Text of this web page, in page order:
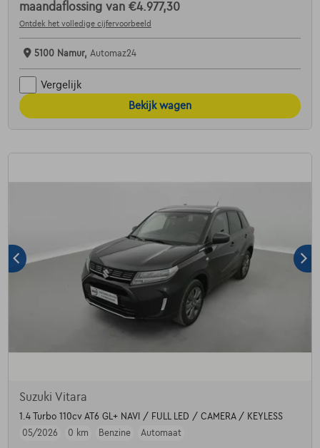
maandaflossing van €4.977,30
Ontdek het volledige cijfervoorbeeld
5100 Namur, Automaz24
Vergelijk
Bekijk wagen
Suzuki Vitara
1.4 Turbo 110cv AT6 GL+ NAVI / FULL LED / CAMERA / KEYLESS
05/2026
0 km Benzine Automaat